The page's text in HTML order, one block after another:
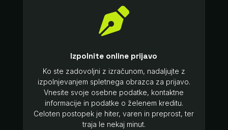

Izpolnite online prijavo
Ko ste zadovoljni z izračunom, nadaljujte z
izpolnjevanjem spletnega obrazca za prijavo.
Vnesite svoje osebne podatke, kontaktne
informacije in podatke o želenem kreditu.
Celoten postopek je hiter, varen in preprost, ter
traja le nekaj minut.